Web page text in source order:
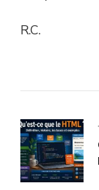
R.C.